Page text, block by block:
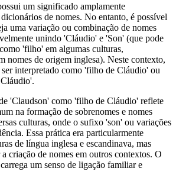
um significado amplamente
de nomes. No entanto, é possível
uma variação ou combinação de nomes
unindo 'Cláudio' e 'Son' (que pode
'filho' em algumas culturas,
nomes de origem inglesa). Neste contexto,
interpretado como 'filho de Cláudio' ou
'Claudson' como 'filho de Cláudio' reflete
na formação de sobrenomes e nomes
culturas, onde o sufixo 'son' ou variações
Essa prática era particularmente
de língua inglesa e escandinava, mas
criação de nomes em outros contextos. O
um senso de ligação familiar e